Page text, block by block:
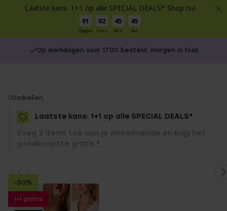
Laatste kans: 1+1 op alle SPECIAL DEALS* Shop nu!
01
Dagen
02
Uren
45
Min
45
Sec
Op werkdagen voor 17.00 besteld, morgen in huis
You
are
here:
Oorbellen
Laatste kans: 1+1 op alle SPECIAL DEALS*
Voeg 2 items toe aan je winkelmandje en krijg het
goedkoopste gratis. *
-50%
1+1 gratis